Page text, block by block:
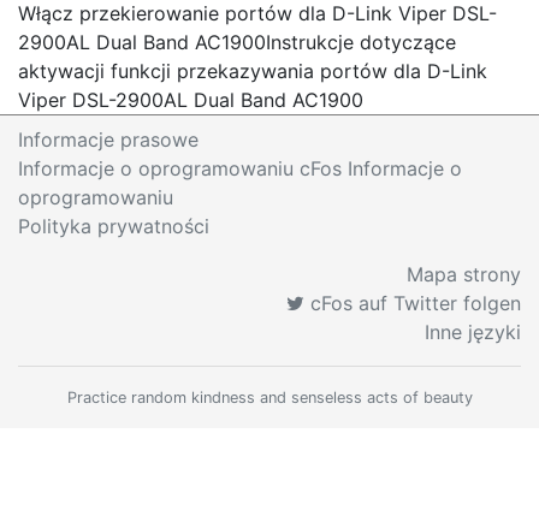
Włącz przekierowanie portów dla D-Link Viper DSL-
2900AL Dual Band AC1900Instrukcje dotyczące
aktywacji funkcji przekazywania portów dla D-Link
Viper DSL-2900AL Dual Band AC1900
Informacje prasowe
Informacje o oprogramowaniu cFos Informacje o
oprogramowaniu
Polityka prywatności
Mapa strony
cFos auf Twitter folgen
Inne języki
Practice random kindness and senseless acts of beauty